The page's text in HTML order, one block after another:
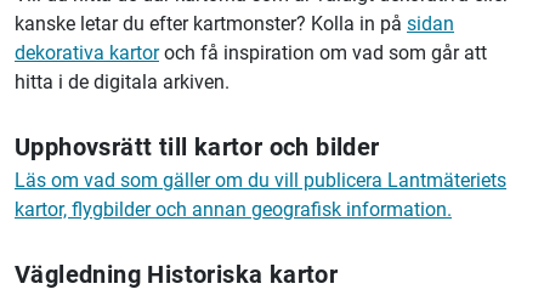
kanske letar du efter kartmonster? Kolla in på sidan
dekorativa kartoroch få inspiration om vad som går att
hitta i de digitala arkiven.
Upphovsrätt till kartor och bilder
Läs om vad som gäller om du vill publicera Lantmäteriets
kartor, flygbilder och annan geografisk information.
Vägledning Historiska kartor